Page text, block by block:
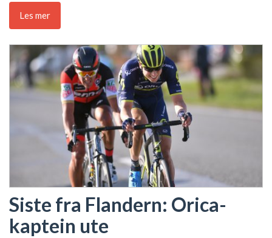
Les mer
Siste fra Flandern: Orica-
kaptein ute